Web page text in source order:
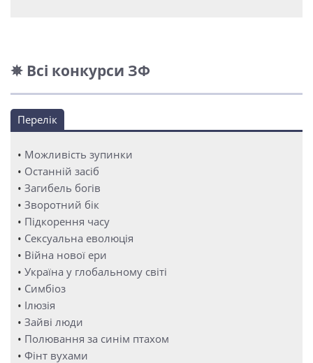
✵ Всі конкурси ЗФ
Перелік
• Можливість зупинки
• Останній засіб
• Загибель богів
• Зворотний бік
• Підкорення часу
• Сексуальна еволюція
• Війна нової ери
• Україна у глобальному світі
• Симбіоз
• Ілюзія
• Зайві люди
• Полювання за синім птахом
• Фінт вухами